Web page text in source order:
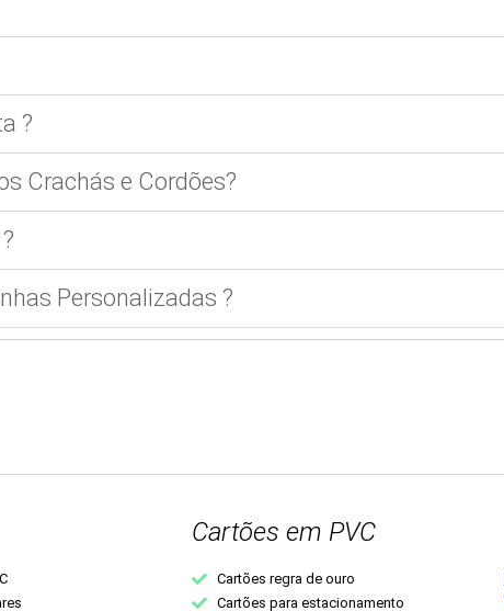
?
Crachás e Cordões?
Personalizadas ?
Cartões em PVC
Cartões regra de ouro
Cartões para estacionamento